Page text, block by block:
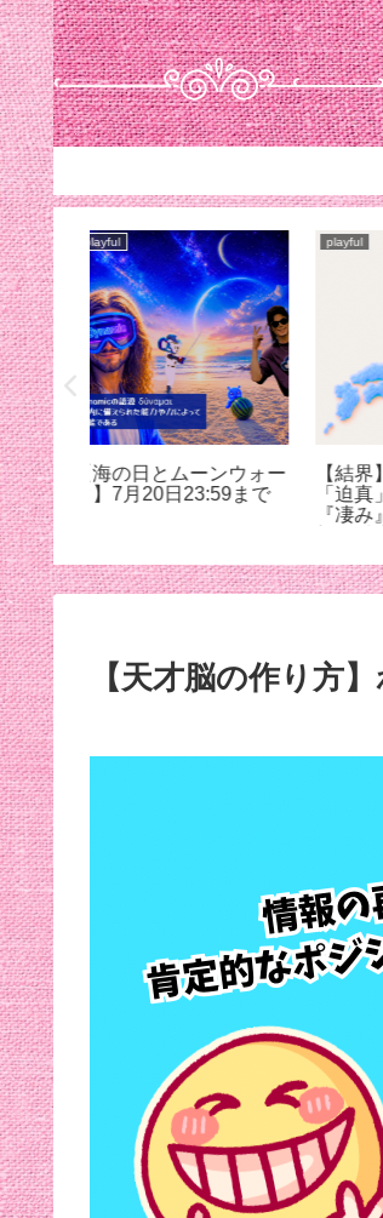
ケル預
playful
【スリラーモード】ちょ
ろちょろ絡んでくるマイ
playful
((周
【天才脳の作り方